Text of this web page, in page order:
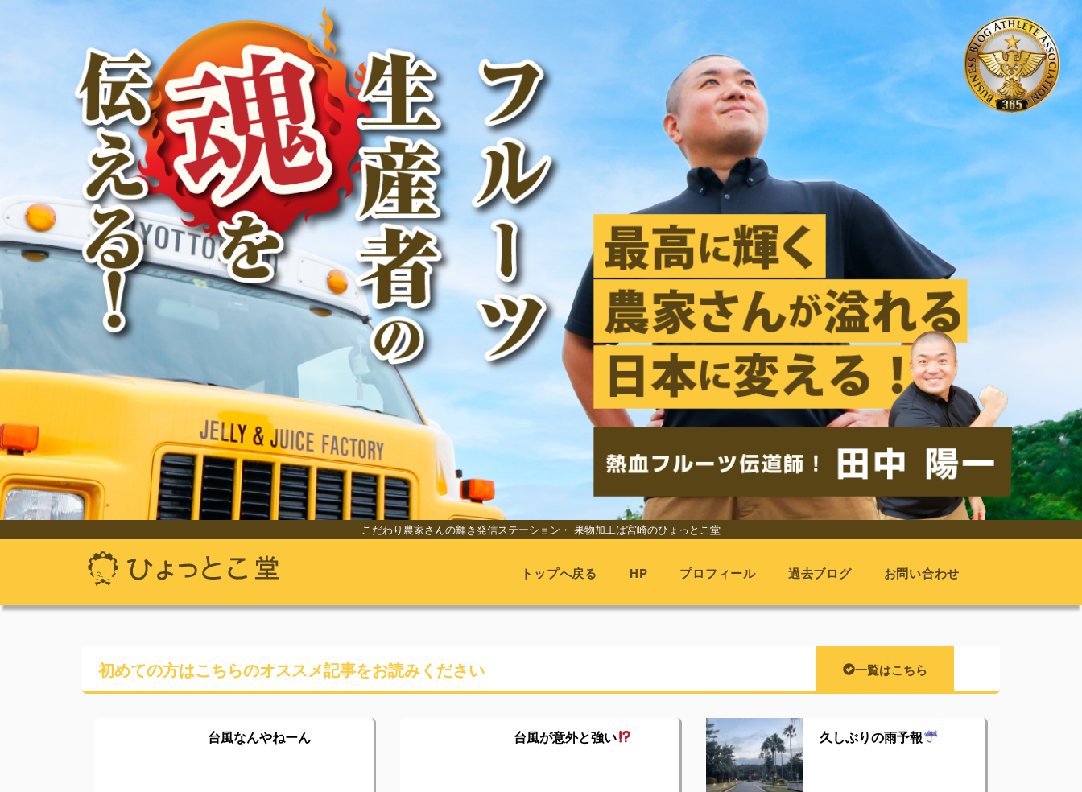
こだわり農家さんの輝き発信ステーション・ 果物加工は宮崎のひょっとこ堂
トップへ戻る HP プロフィール 過去ブログ お問い合わせ
初めての方はこちらのオススメ記事をお読みください 一覧はこちら
台風なんやねーん 台風が意外と強い 久しぶりの雨予報